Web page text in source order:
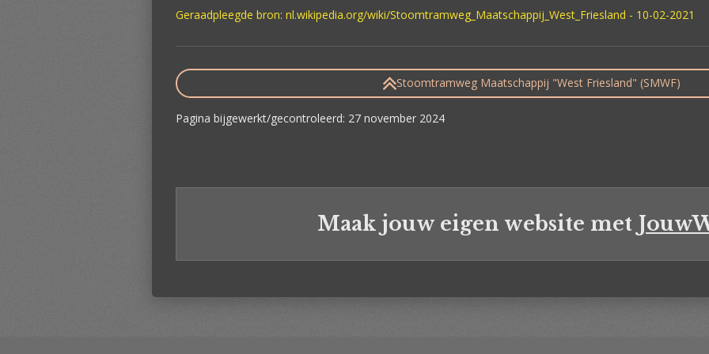
Geraadpleegde bron: nl.wikipedia.org/wiki/Stoomtramweg_Maatschappij_West_Friesland - 10-02-2021
Stoomtramweg Maatschappij "West Friesland" (SMWF)
Pagina bijgewerkt/gecontroleerd: 27 november 2024
Maak jouw eigen website met